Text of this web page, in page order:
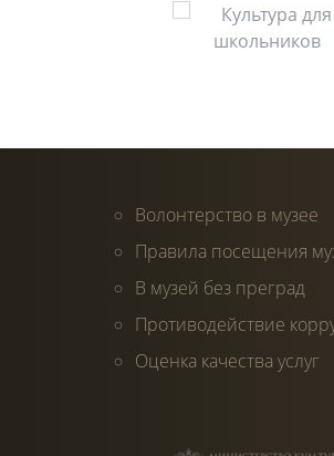
Волонтерство в музее
Правила посещения
В музей без преград
Противодействие
Оценка качества услуг